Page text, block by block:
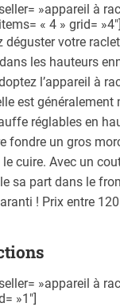
»appareil à
« 4 » grid= »4″]
déguster votre
les hauteurs
l’appareil à
est généralement
réglables en
fondre un gros
cuire. Avec un
sa part dans le
! Prix entre
»appareil à
»1″]